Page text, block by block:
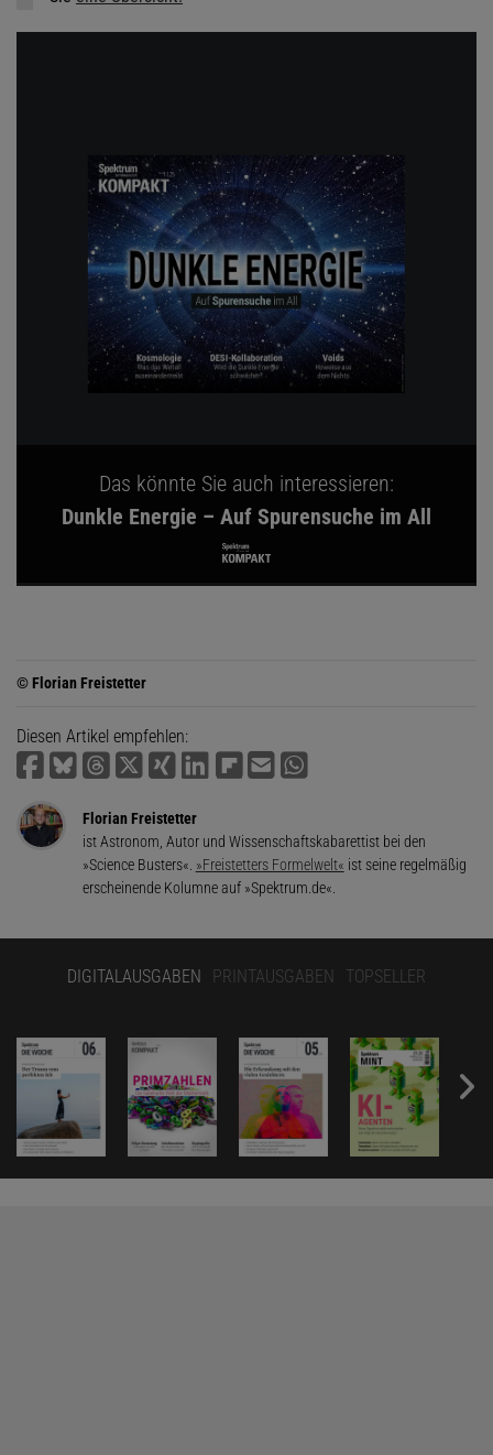
Das könnte Sie auch interessieren:
Dunkle Energie – Auf Spurensuche im All
© Florian Freistetter
Diesen Artikel empfehlen:
Florian Freistetter
ist Astronom, Autor und Wissenschaftskabarettist bei den
»Science Busters«. »Freistetters Formelwelt« ist seine regelmäßig
erscheinende Kolumne auf »Spektrum.de«.
DIGITALAUSGABEN PRINTAUSGABEN TOPSELLER